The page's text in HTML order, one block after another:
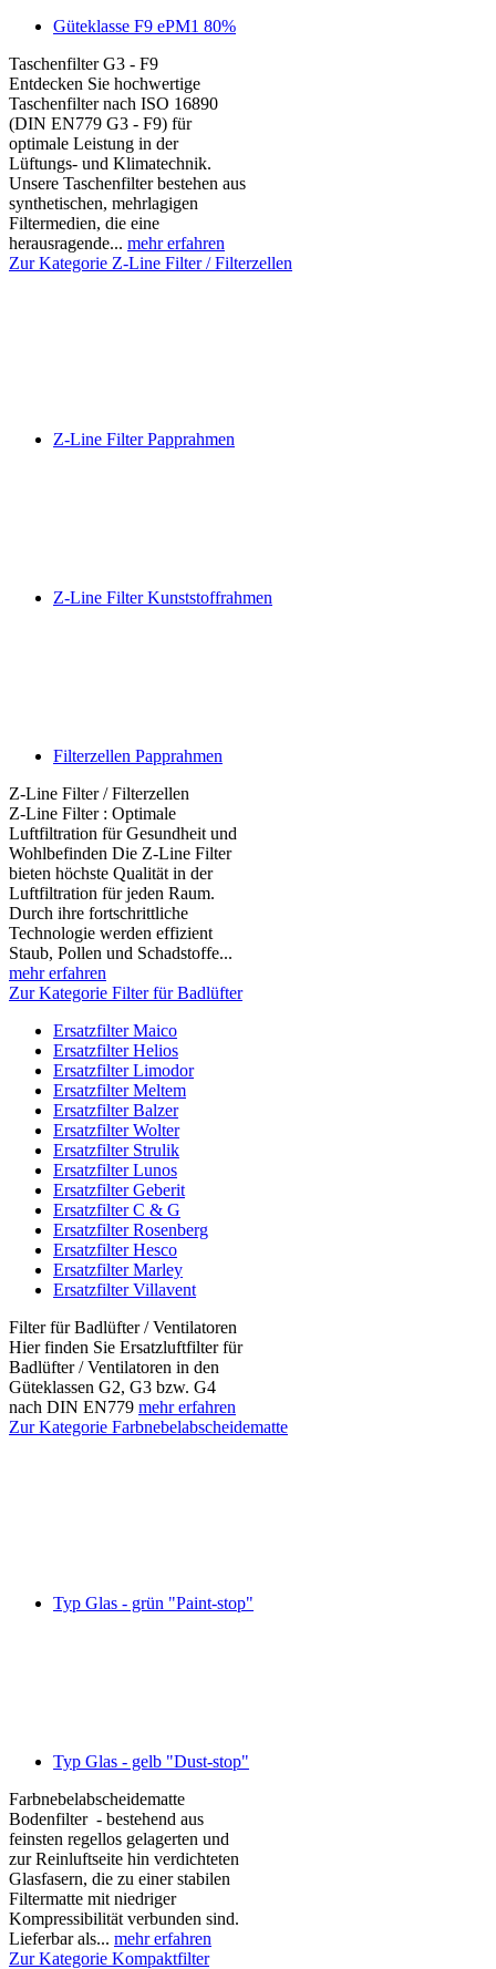
Güteklasse F9 ePM1 80%
Taschenfilter G3 - F9
Entdecken Sie hochwertige
Taschenfilter nach ISO 16890
(DIN EN779 G3 - F9) für
optimale Leistung in der
Lüftungs- und Klimatechnik.
Unsere Taschenfilter bestehen aus
synthetischen, mehrlagigen
Filtermedien, die eine
herausragende... mehr erfahren
Zur Kategorie Z-Line Filter / Filterzellen
Z-Line Filter Papprahmen
Z-Line Filter Kunststoffrahmen
Filterzellen Papprahmen
Z-Line Filter / Filterzellen
Z-Line Filter : Optimale
Luftfiltration für Gesundheit und
Wohlbefinden Die Z-Line Filter
bieten höchste Qualität in der
Luftfiltration für jeden Raum.
Durch ihre fortschrittliche
Technologie werden effizient
Staub, Pollen und Schadstoffe...
mehr erfahren
Zur Kategorie Filter für Badlüfter
Ersatzfilter Maico
Ersatzfilter Helios
Ersatzfilter Limodor
Ersatzfilter Meltem
Ersatzfilter Balzer
Ersatzfilter Wolter
Ersatzfilter Strulik
Ersatzfilter Lunos
Ersatzfilter Geberit
Ersatzfilter C & G
Ersatzfilter Rosenberg
Ersatzfilter Hesco
Ersatzfilter Marley
Ersatzfilter Villavent
Filter für Badlüfter / Ventilatoren
Hier finden Sie Ersatzluftfilter für
Badlüfter / Ventilatoren in den
Güteklassen G2, G3 bzw. G4
nach DIN EN779 mehr erfahren
Zur Kategorie Farbnebelabscheidematte
Typ Glas - grün "Paint-stop"
Typ Glas - gelb "Dust-stop"
Farbnebelabscheidematte
Bodenfilter - bestehend aus
feinsten regellos gelagerten und
zur Reinluftseite hin verdichteten
Glasfasern, die zu einer stabilen
Filtermatte mit niedriger
Kompressibilität verbunden sind.
Lieferbar als... mehr erfahren
Zur Kategorie Kompaktfilter